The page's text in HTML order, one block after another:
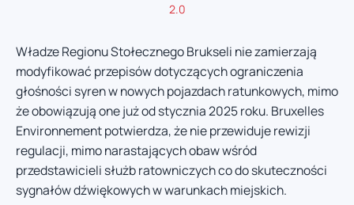
2.0
Władze Regionu Stołecznego Brukseli nie zamierzają
modyfikować przepisów dotyczących ograniczenia
głośności syren w nowych pojazdach ratunkowych, mimo
że obowiązują one już od stycznia 2025 roku. Bruxelles
Environnement potwierdza, że nie przewiduje rewizji
regulacji, mimo narastających obaw wśród
przedstawicieli służb ratowniczych co do skuteczności
sygnałów dźwiękowych w warunkach miejskich.